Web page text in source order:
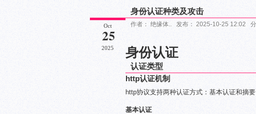
Oct
25
2025
身份认证种类及攻击
作者： 绝缘体.. 发布： 2025-10-25 12:02 分
身份认证
认证类型
http认证机制
http协议支持两种认证方式：基本认证和摘要
基本认证